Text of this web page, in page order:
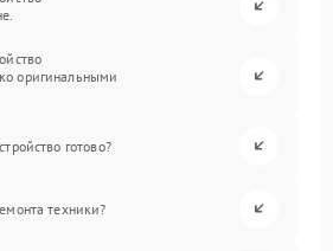
оригинальными
готово?
техники?